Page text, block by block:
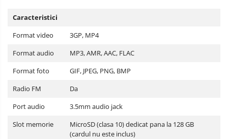
Caracteristici
Format video
3GP, MP4
Format audio
MP3, AMR, AAC, FLAC
Format foto
GIF, JPEG, PNG, BMP
Radio FM
Da
Port audio
3.5mm audio jack
Slot memorie
MicroSD (clasa 10) dedicat pana la 128 GB
(cardul nu este inclus)